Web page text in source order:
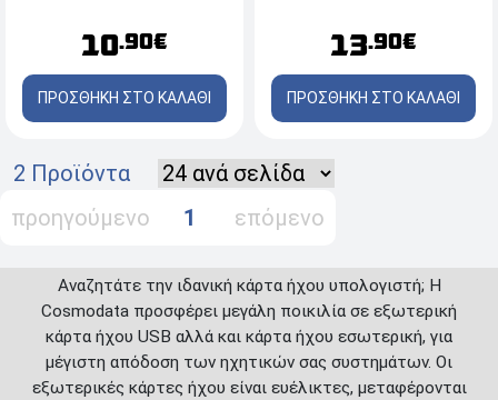
10.90€
ΠΡΟΣΘΗΚΗ ΣΤΟ ΚΑΛΑΘΙ
13.90€
ΠΡΟΣΘΗΚΗ ΣΤΟ ΚΑΛΑΘΙ
2 Προϊόντα
προηγούμενο
1 επόμενο
Αναζητάτε την ιδανική κάρτα ήχου υπολογιστή; Η
Cosmodata προσφέρει μεγάλη ποικιλία σε εξωτερική
κάρτα ήχου USB αλλά και κάρτα ήχου εσωτερική, για
μέγιστη απόδοση των ηχητικών σας συστημάτων. Οι
εξωτερικές κάρτες ήχου είναι ευέλικτες, μεταφέρονται